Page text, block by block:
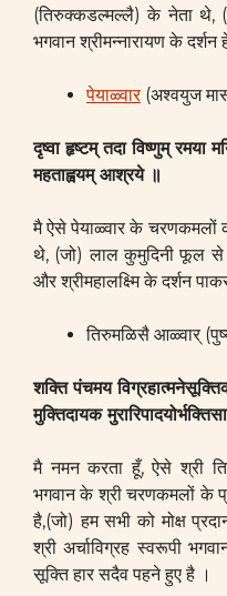
(तिरुक्कडल्मल्लै) के नेता थे,
भगवान श्रीमन्नारायण के
पेयाळ्वार(अश्वयुज
दृष्वा हृष्टम् तदा विष्णुम् रमया
महताह्वयम् आश्रये ॥
मै ऐसे पेयाळ्वार के चरणकमलों
थे, (जो) लाल कुमुदिनी फूल से
और श्रीमहालक्ष्मि के दर्शन
तिरुमळिसै आळ्वार्
शक्ति पंचमय
मुक्तिदायक
मै नमन करता हूँ, ऐसे श्री
भगवान के श्री चरणकमलों के
है,(जो) हम सभी को मोक्ष
श्री अर्चाविग्रह स्वरूपी
सूक्ति हार सदैव पहने हुए है ।